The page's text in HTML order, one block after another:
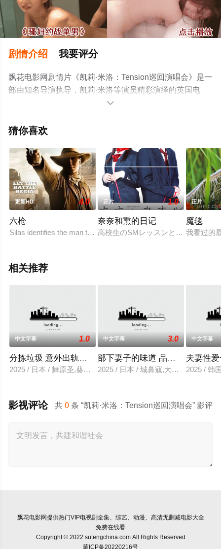
剧情介绍 我要评分
飘花电影网剧情片《凯莉·米洛：Tension巡回演唱会》是一
部由知名导演执导，凯莉·米洛等演员精彩演绎的英国电
影，手机免费观看高清未删减完整版电影大全就上飘花影
平台了解。

猜你喜欢
更新HD 4.0
六枪
Silas identifies the man that killed his wife and kidnapped hi
正片 1.0
奈奈和熏的日记
高校生のSMレッスンというセンセ
正片
魔毯
我看过的
相关推荐
中文字幕 1.0
分拣垃圾 意外出轨性爱
2025 / 日本 / 舞原圣,葵悠太
中文字幕 3.0
部下妻子的味道 品尝的上司
2025 / 日本 / 城鼻寇,大泽透,中山健二
中文字幕
夫妻性
2025 / 韩
共0 条 “凯莉·米洛：Tension巡回演唱会” 影评
影视评论
飘花电影网提供热门VIP电视剧全集、综艺、动漫、高清无删减电影大全
免费在线看
Copyright © 2022 sutengchina.com All Rights Reserved
蒙ICP备20220216号